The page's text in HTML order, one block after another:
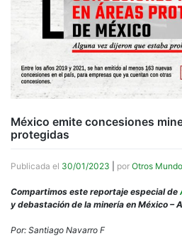
México emite concesiones
protegidas
Publicada el 30/01/2023 por Otros
Compartimos este reportaje especial de
y debastación de la minería en México –
Por: Santiago Navarro F